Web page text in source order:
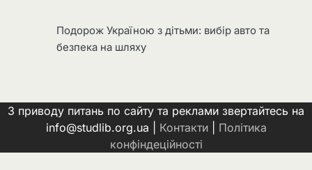
Подорож Україною з дітьми: вибір авто та
безпека на шляху
З приводу питань по сайту та реклами звертайтесь на
info@studlib.org.ua | Контакти| Політика
конфіндеційності